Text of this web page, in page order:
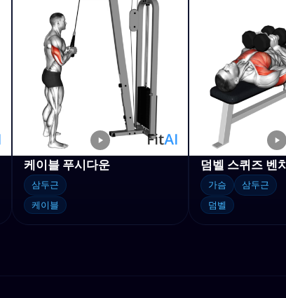
케이블 푸시다운
삼두근
케이블
덤벨 스퀴즈 벤
가슴
삼두근
덤벨